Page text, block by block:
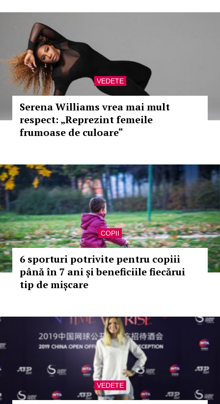
VEDETE
Serena Williams vrea mai mult
respect: „Reprezint femeile
frumoase de culoare“
COPII
6 sporturi potrivite pentru copiii
până în 7 ani și beneficiile fiecărui
tip de mișcare
VEDETE